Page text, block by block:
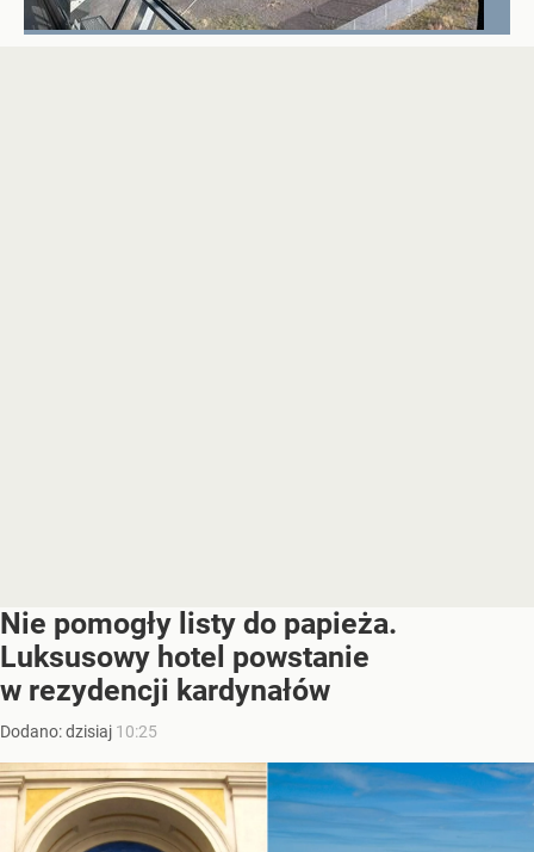
Nie pomogły listy do papieża.
Luksusowy hotel powstanie
w rezydencji kardynałów
Dodano:dzisiaj 10:25